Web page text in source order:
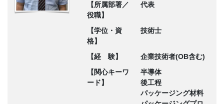
【所属部署／
役職】
代表
【学位・資
格】
技術士
【経 験】
企業技術者(OB含む)
【関心キーワ
ード】
半導体
後工程
パッケージング材料